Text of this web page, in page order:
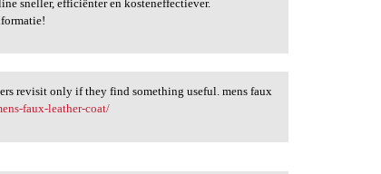
sneller, efficiënter en kosteneffectiever.
revisit only if they find something useful. mens faux
faux-leather-coat/